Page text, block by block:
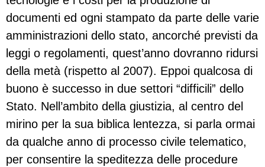
documenti ed ogni stampato da parte delle varie
amministrazioni dello stato, ancorché previsti da
leggi o regolamenti, quest’anno dovranno ridursi
della metà (rispetto al 2007). Eppoi qualcosa di
buono è successo in due settori “difficili” dello
Stato. Nell’ambito della giustizia, al centro del
mirino per la sua biblica lentezza, si parla ormai
da qualche anno di processo civile telematico,
per consentire la speditezza delle procedure